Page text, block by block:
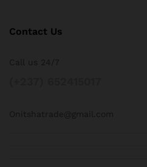
Contact Us